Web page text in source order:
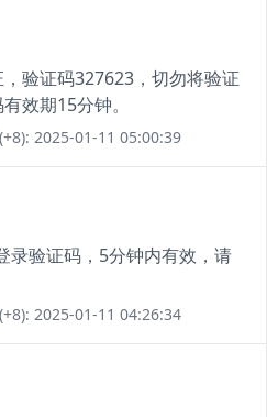
，验证码327623，切勿将验证
效期15分钟。
2025-01-11 05:00:39
录验证码，5分钟内有效，请
2025-01-11 04:26:34